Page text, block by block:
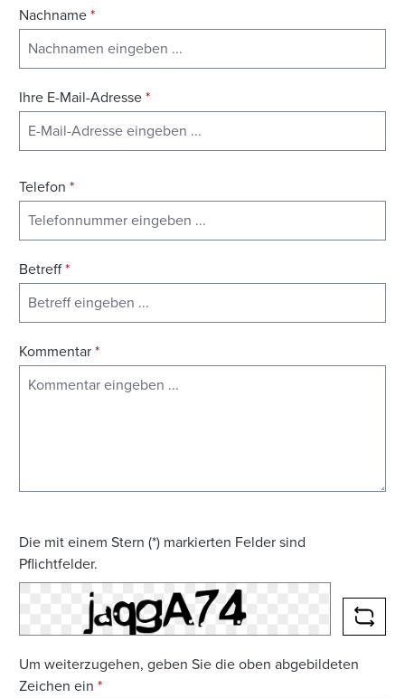
Nachname*
Ihre E-Mail-Adresse*
Telefon *
Betreff*
Kommentar*
Die mit einem Stern (*) markierten Felder sind
Pflichtfelder.
Um weiterzugehen, geben Sie die oben abgebildeten
Zeichen ein *